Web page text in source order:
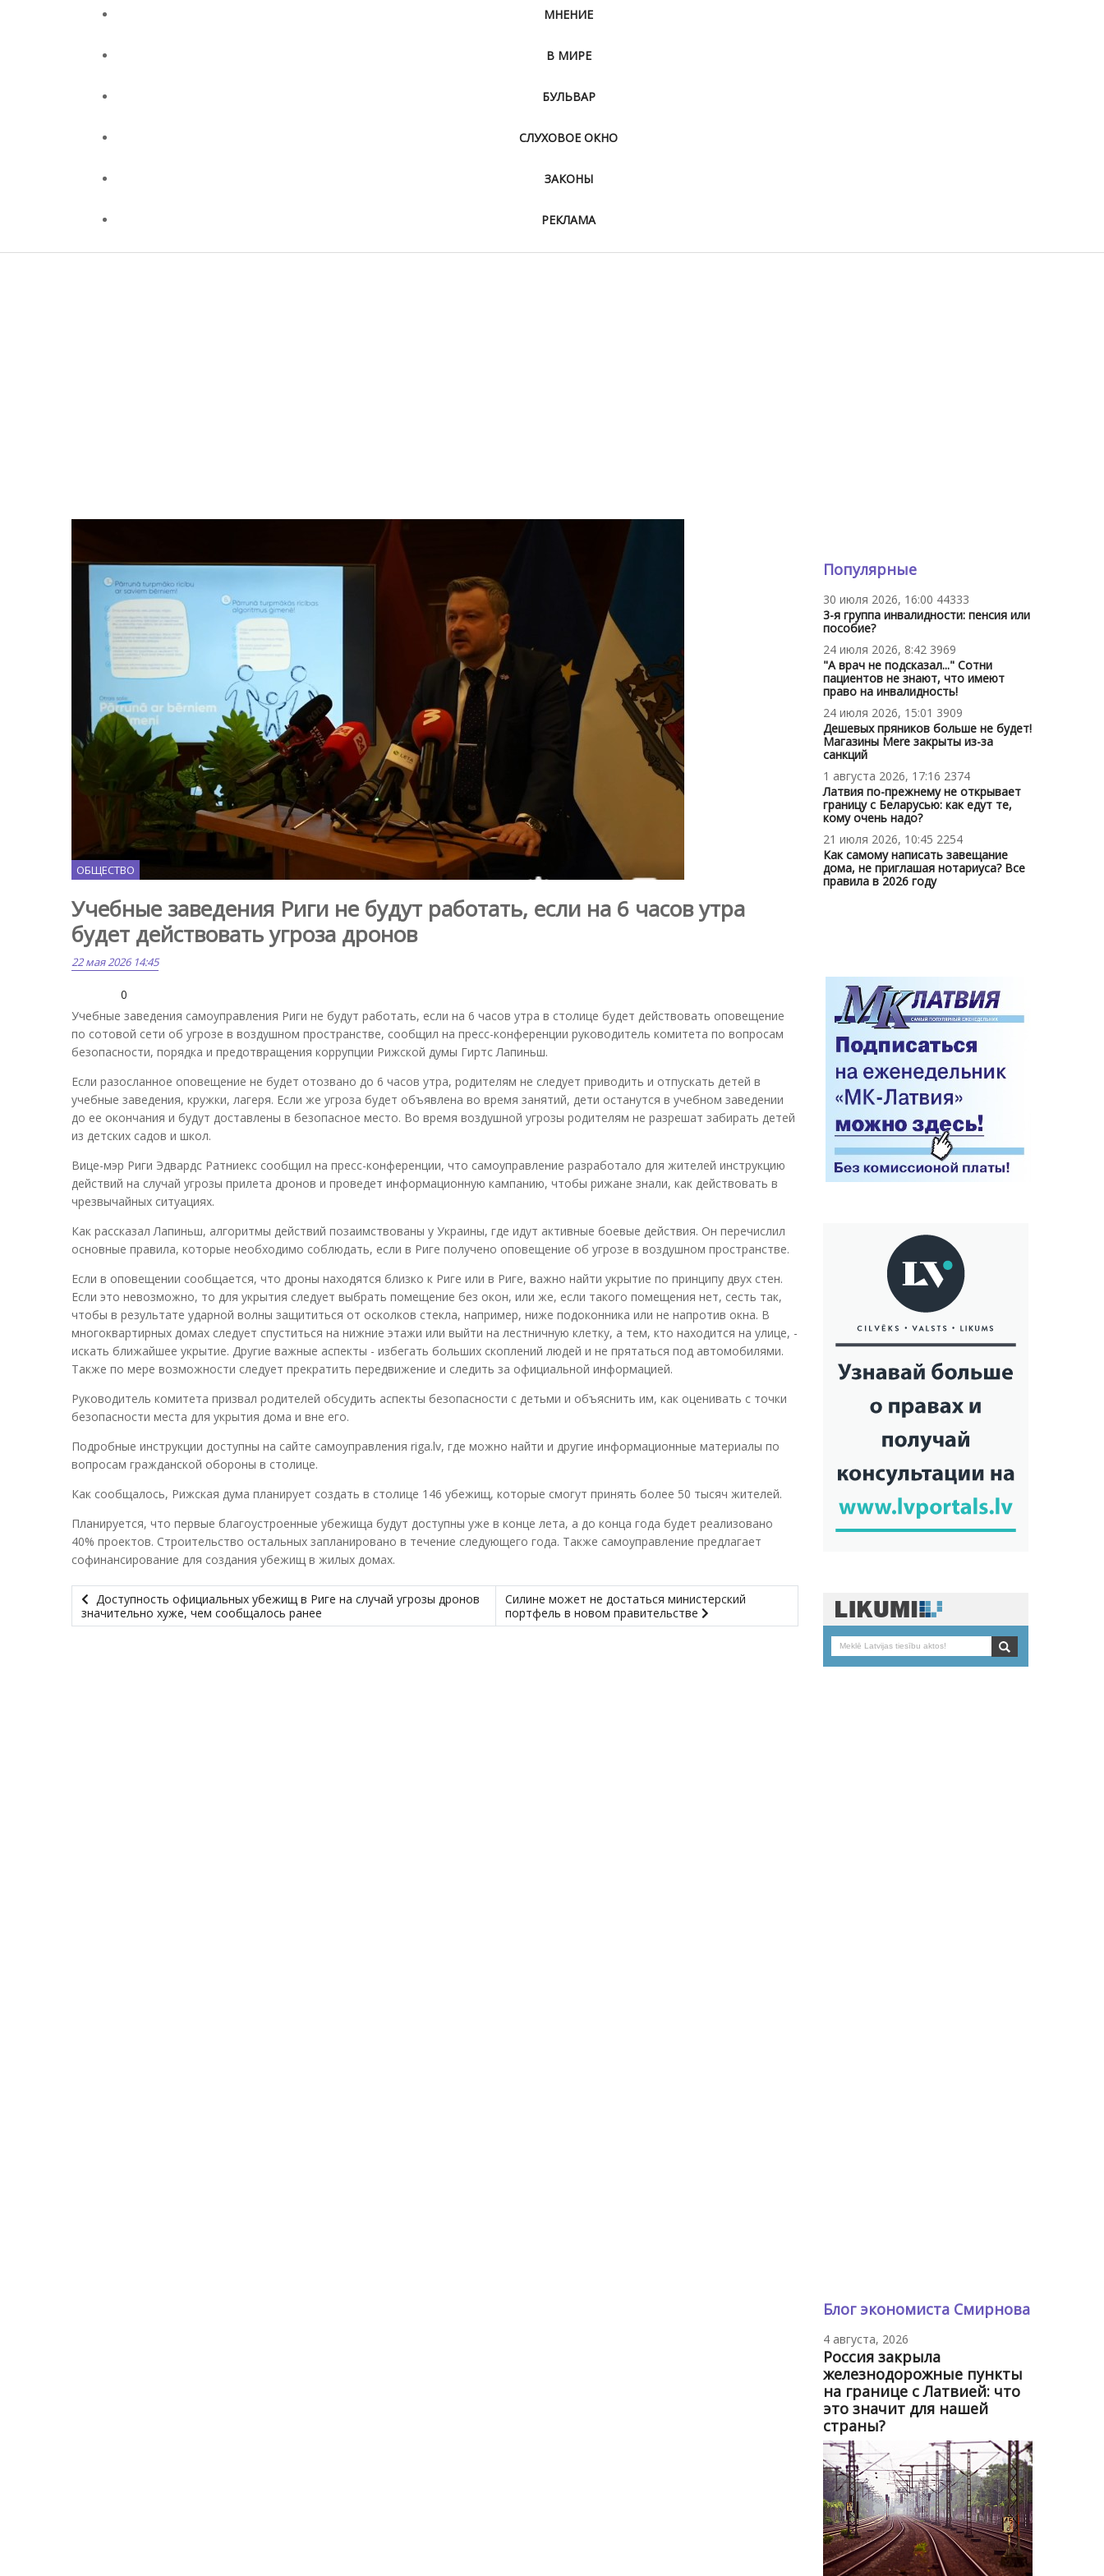
МНЕНИЕ
В МИРЕ
БУЛЬВАР
СЛУХОВОЕ ОКНО
ЗАКОНЫ
РЕКЛАМА
ОБЩЕСТВО
Учебные заведения Риги не будут работать, если на 6 часов утра
будет действовать угроза дронов
22 мая 2026 14:45
0
Учебные заведения самоуправления Риги не будут работать, если на 6 часов утра в столице будет действовать оповещение
по сотовой сети об угрозе в воздушном пространстве, сообщил на пресс-конференции руководитель комитета по вопросам
безопасности, порядка и предотвращения коррупции Рижской думы Гиртс Лапиньш.
Если разосланное оповещение не будет отозвано до 6 часов утра, родителям не следует приводить и отпускать детей в
учебные заведения, кружки, лагеря. Если же угроза будет объявлена во время занятий, дети останутся в учебном заведении
до ее окончания и будут доставлены в безопасное место. Во время воздушной угрозы родителям не разрешат забирать детей
из детских садов и школ.
Вице-мэр Риги Эдвардс Ратниекс сообщил на пресс-конференции, что самоуправление разработало для жителей инструкцию
действий на случай угрозы прилета дронов и проведет информационную кампанию, чтобы рижане знали, как действовать в
чрезвычайных ситуациях.
Как рассказал Лапиньш, алгоритмы действий позаимствованы у Украины, где идут активные боевые действия. Он перечислил
основные правила, которые необходимо соблюдать, если в Риге получено оповещение об угрозе в воздушном пространстве.
Если в оповещении сообщается, что дроны находятся близко к Риге или в Риге, важно найти укрытие по принципу двух стен.
Если это невозможно, то для укрытия следует выбрать помещение без окон, или же, если такого помещения нет, сесть так,
чтобы в результате ударной волны защититься от осколков стекла, например, ниже подоконника или не напротив окна. В
многоквартирных домах следует спуститься на нижние этажи или выйти на лестничную клетку, а тем, кто находится на улице, -
искать ближайшее укрытие. Другие важные аспекты - избегать больших скоплений людей и не прятаться под автомобилями.
Также по мере возможности следует прекратить передвижение и следить за официальной информацией.
Руководитель комитета призвал родителей обсудить аспекты безопасности с детьми и объяснить им, как оценивать с точки
безопасности места для укрытия дома и вне его.
Подробные инструкции доступны на сайте самоуправления riga.lv, где можно найти и другие информационные материалы по
вопросам гражданской обороны в столице.
Как сообщалось, Рижская дума планирует создать в столице 146 убежищ, которые смогут принять более 50 тысяч жителей.
Планируется, что первые благоустроенные убежища будут доступны уже в конце лета, а до конца года будет реализовано
40% проектов. Строительство остальных запланировано в течение следующего года. Также самоуправление предлагает
софинансирование для создания убежищ в жилых домах.
Доступность официальных убежищ в Риге на случай угрозы дронов
значительно хуже, чем сообщалось ранее
Силине может не достаться министерский
портфель в новом правительстве
Популярные
30 июля 2026, 16:00 44333
3-я группа инвалидности: пенсия или
пособие?
24 июля 2026, 8:42 3969
"А врач не подсказал..." Сотни
пациентов не знают, что имеют
право на инвалидность!
24 июля 2026, 15:01 3909
Дешевых пряников больше не будет!
Магазины Mere закрыты из-за
санкций
1 августа 2026, 17:16 2374
Латвия по-прежнему не открывает
границу с Беларусью: как едут те,
кому очень надо?
21 июля 2026, 10:45 2254
Как самому написать завещание
дома, не приглашая нотариуса? Все
правила в 2026 году
Блог экономиста Смирнова
4 августа, 2026
Россия закрыла
железнодорожные пункты
на границе с Латвией: что
это значит для нашей
страны?